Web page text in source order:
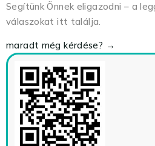
Segítünk Önnek eligazodni – a
válaszokat itt találja.
maradt még kérdése? →